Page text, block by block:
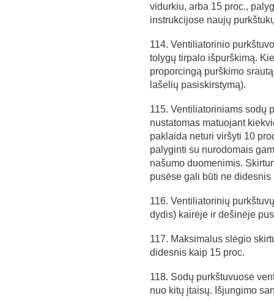
vidurkiu, arba 15 proc.,
instrukcijose naujų
114. Ventiliatorinio
tolygų tirpalo išpurškimą.
proporcingą purškimo
lašelių pasiskirstymą).
115. Ventiliatoriniams sodų
nustatomas matuojant
paklaida neturi viršyti 10
palyginti su nurodomais
našumo duomenimis.
pusėse gali būti ne didesnis
116. Ventiliatorinių
dydis) kairėje ir dešinėje
117. Maksimalus slėgio
didesnis kaip 15 proc.
118. Sodų purkštuvuose
nuo kitų įtaisų. Išjungimo